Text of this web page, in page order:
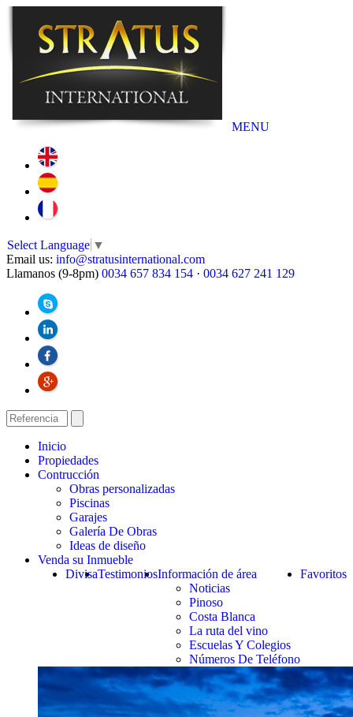
MENU
Select Language ▼
Email us: info@stratusinternational.com
Llamanos (9-8pm) 0034 657 834 154 · 0034 627 241 129
Inicio
Propiedades
Contrucción
Obras personalizadas
Piscinas
Garajes
Galería De Obras
Ideas de diseño
Venda su Inmueble
Favoritos
Información de área
Noticias
Pinoso
Costa Blanca
La ruta del vino
Escuelas Y Colegios
Números De Teléfono
Testimonios
Divisa